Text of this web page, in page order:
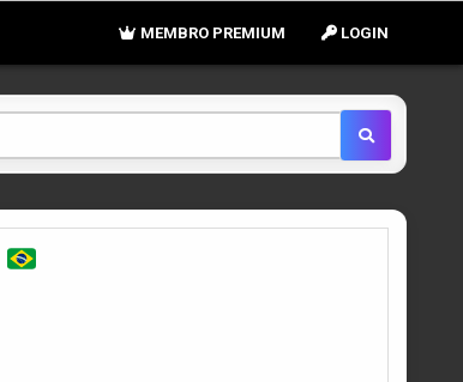
LOGIN
MEMBRO PREMIUM